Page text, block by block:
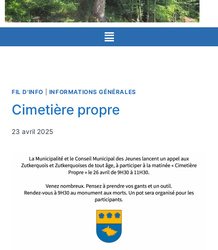
FIL D'INFO INFORMATIONS GÉNÉRALES
Cimetière propre
23 avril 2025